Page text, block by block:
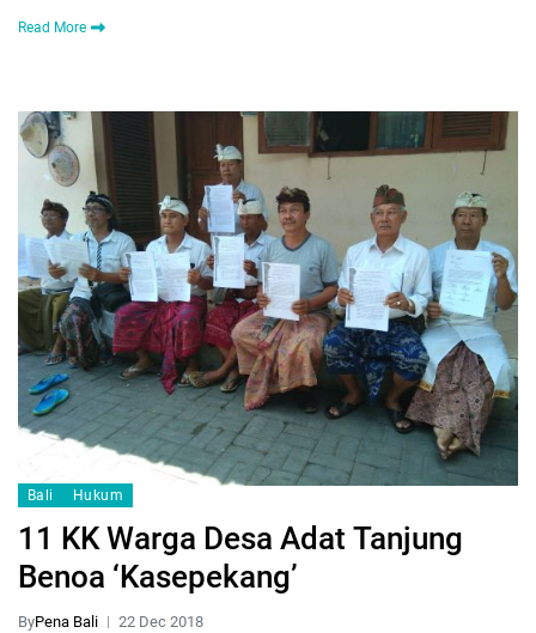
Read More
Bali Hukum
11 KK Warga Desa Adat Tanjung
Benoa ‘Kasepekang’
ByPena Bali 22 Dec 2018